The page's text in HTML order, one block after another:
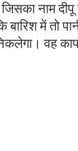
नाम
में तो
वह